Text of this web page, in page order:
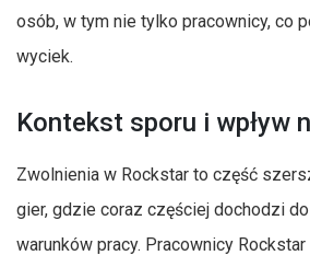
osób, w tym nie tylko pracownicy, co
wyciek.
Kontekst sporu i wpływ
Zwolnienia w Rockstar to część
gier, gdzie coraz częściej dochodzi
warunków pracy. Pracownicy